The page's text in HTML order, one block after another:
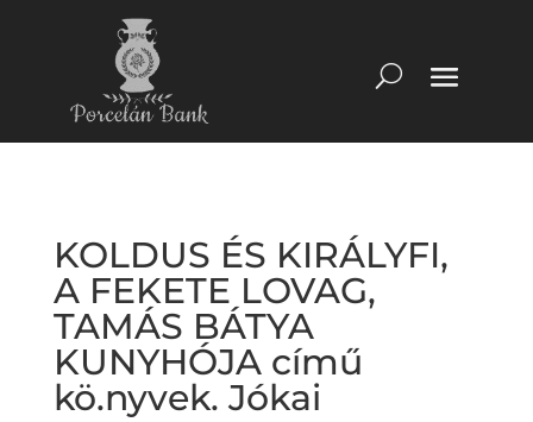
KOLDUS ÉS KIRÁLYFI,
A FEKETE LOVAG,
TAMÁS BÁTYA
KUNYHÓJA című
kö.nyvek. Jókai